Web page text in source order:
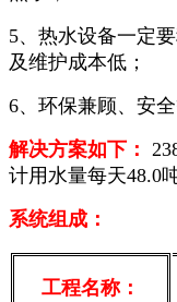
5、热水设备一定
及维护成本低；
6、环保兼顾、安全
解决方案如下：
计用水量每天48.0
系统组成：
工程名称：